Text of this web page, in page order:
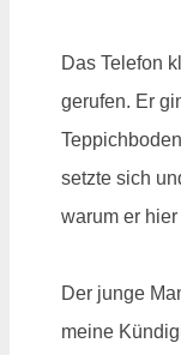
Das Telefon
gerufen. Er
setzte sich
warum er hier
Der junge
meine